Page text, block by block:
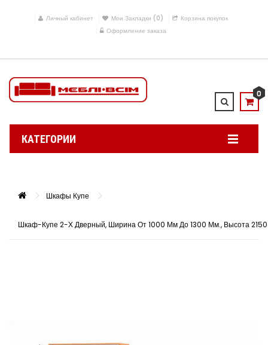
Личный кабинет Мои Закладки (0)
Корзина покупок
Оформление заказа
0
КАТЕГОРИИ
Шкафы Купе
Шкаф-Купе 2-Х Дверный, Ширина От 1000 Мм До 1300 Мм., Высота